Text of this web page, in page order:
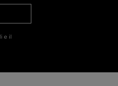
e il